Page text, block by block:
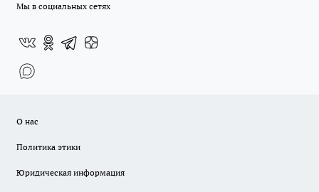
Мы в социальных сетях
О нас
Политика этики
Юридическая информация